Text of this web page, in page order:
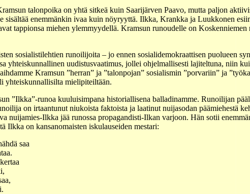
talonpoika on yhtä sitkeä kuin Saarijärven Paavo, mutta paljon
sisältää enemmänkin ivaa kuin nöyryyttä. Ilkka, Krankka ja Luukkonen
tappionsa miehen ylemmyydellä. Kramsun runoudelle on Koskenniemen
sosialistilehtien runoilijoita – jo ennen sosialidemokraattisen puolueen
yhteiskunnallinen uudistusvaatimus, jollei ohjelmallisesti lajiteltuna, niin
Kramsun ”herran” ja ”talonpojan” sosialismin ”porvariin” ja
yhteiskunnallisilta mielipiteiltään.
”Ilkka”-runoa kuuluisimpana historiallisena balladinamme. Runoilijan
on irtaantunut niukoista faktoista ja laatinut nuijasodan päämiehestä
nuijamies-Ilkka jää runossa propagandisti-Ilkan varjoon. Hän sotii
Ilkka on kansanomaisten iskulauseiden mestari:
saa